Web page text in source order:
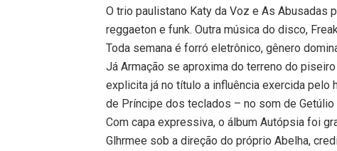
O trio paulistano Katy da Voz e As Abusadas
reggaeton e funk. Outra música do disco,
Toda semana é forró eletrônico, gênero
Já Armação se aproxima do terreno do
explicita já no título a influência exercida
de Príncipe dos teclados – no som de Getúlio
Com capa expressiva, o álbum Autópsia foi
Glhrmee sob a direção do próprio Abelha,